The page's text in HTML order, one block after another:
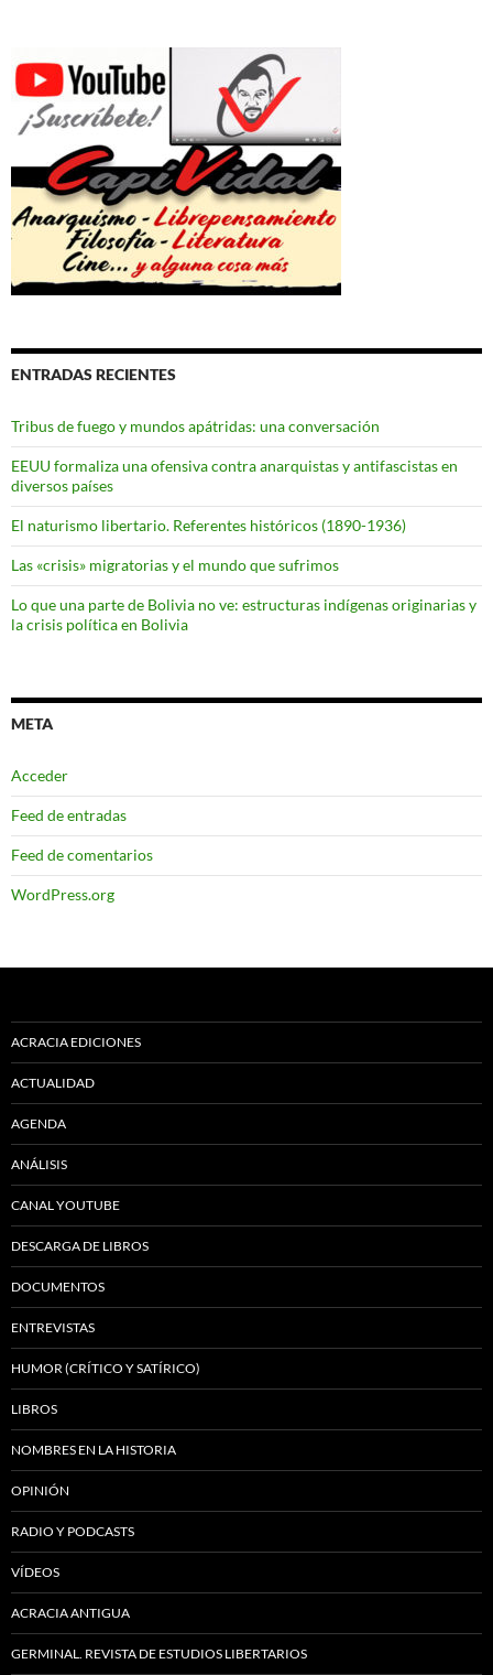
ENTRADAS RECIENTES
Tribus de fuego y mundos apátridas: una conversación
EEUU formaliza una ofensiva contra anarquistas y antifascistas en
diversos países
El naturismo libertario. Referentes históricos (1890-1936)
Las «crisis» migratorias y el mundo que sufrimos
Lo que una parte de Bolivia no ve: estructuras indígenas originarias y
la crisis política en Bolivia
META
Acceder
Feed de entradas
Feed de comentarios
WordPress.org
ACRACIA EDICIONES
ACTUALIDAD
AGENDA
ANÁLISIS
CANAL YOUTUBE
DESCARGA DE LIBROS
DOCUMENTOS
ENTREVISTAS
HUMOR (CRÍTICO Y SATÍRICO)
LIBROS
NOMBRES EN LA HISTORIA
OPINIÓN
RADIO Y PODCASTS
VÍDEOS
ACRACIA ANTIGUA
GERMINAL. REVISTA DE ESTUDIOS LIBERTARIOS